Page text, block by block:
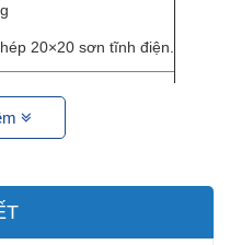
20×20 sơn tĩnh điện.